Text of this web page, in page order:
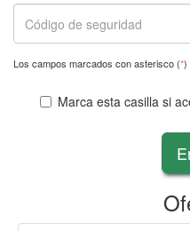
Los campos marcados con asterisco (*)
Marca esta casilla si